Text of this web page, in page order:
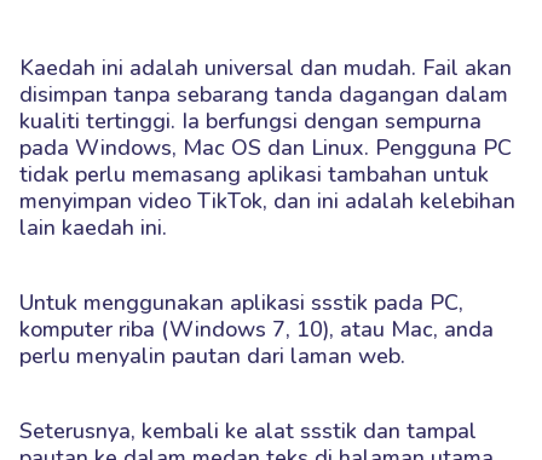
Kaedah ini adalah universal dan mudah. Fail akan
disimpan tanpa sebarang tanda dagangan dalam
kualiti tertinggi. Ia berfungsi dengan sempurna
pada Windows, Mac OS dan Linux. Pengguna PC
tidak perlu memasang aplikasi tambahan untuk
menyimpan video TikTok, dan ini adalah kelebihan
lain kaedah ini.
Untuk menggunakan aplikasi ssstik pada PC,
komputer riba (Windows 7, 10), atau Mac, anda
perlu menyalin pautan dari laman web.
Seterusnya, kembali ke alat ssstik dan tampal